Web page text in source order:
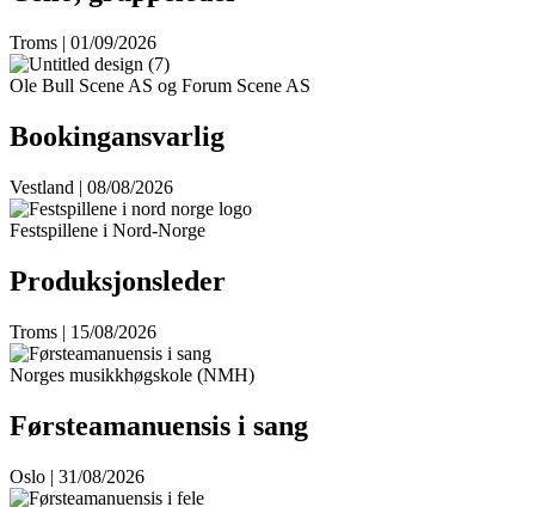
Troms | 01/09/2026
Ole Bull Scene AS og Forum Scene AS
Bookingansvarlig
Vestland | 08/08/2026
Festspillene i Nord-Norge
Produksjonsleder
Troms | 15/08/2026
Norges musikkhøgskole (NMH)
Førsteamanuensis i sang
Oslo | 31/08/2026